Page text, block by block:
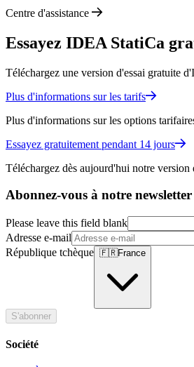
Centre d'assistance
Essayez IDEA StatiCa
Téléchargez une version d'essai gratuite
Plus d'informations sur les tarifs
Plus d'informations sur les options
Essayez gratuitement pendant 14 jours
Téléchargez dès aujourd'hui notre
Abonnez-vous à notre newsletter
Please leave this field blank
Adresse e-mail
République tchèque 🇫🇷France
S'abonner
Société